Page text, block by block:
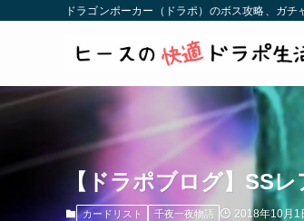
ドラゴンポーカー（ドラポ）のボス攻略、ガ
【ドラポブログ】SS
カードリスト 千夜一夜物語 2018年10月1